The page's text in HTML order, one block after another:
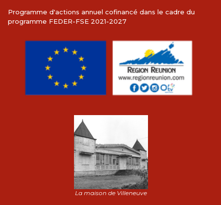
Programme d'actions annuel cofinancé dans le cadre du
programme FEDER-FSE 2021-2027
La maison de Villeneuve